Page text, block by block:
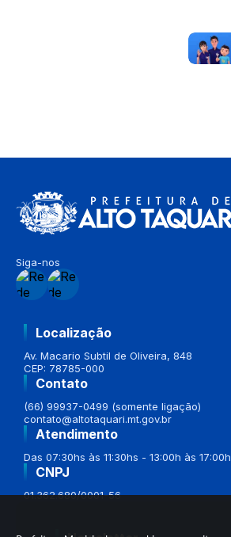
Siga-nos
Localização
Av. Macario Subtil de Oliveira, 848
CEP: 78785-000
Contato
(66) 99937-0499 (somente ligação)
contato@altotaquari.mt.gov.br
Atendimento
Das 07:30hs às 11:30hs - 13:00h às 17:00h
CNPJ
01.362.680/0001-56